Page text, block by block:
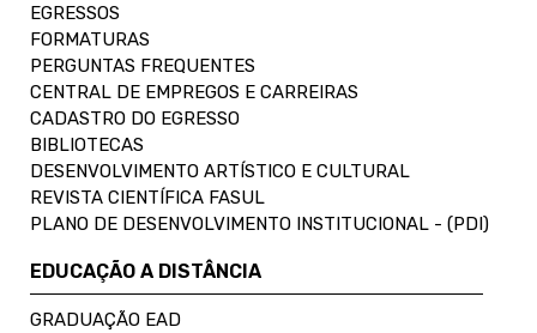
EGRESSOS
FORMATURAS
PERGUNTAS FREQUENTES
CENTRAL DE EMPREGOS E CARREIRAS
CADASTRO DO EGRESSO
BIBLIOTECAS
DESENVOLVIMENTO ARTÍSTICO E CULTURAL
REVISTA CIENTÍFICA FASUL
PLANO DE DESENVOLVIMENTO INSTITUCIONAL - (PDI)
EDUCAÇÃO A DISTÂNCIA
GRADUAÇÃO EAD